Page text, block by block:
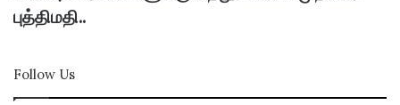
புத்திமதி..
Follow Us